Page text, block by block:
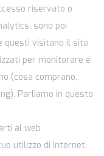
riservato o
sono poi
questi visitano il sito
per monitorare e
(cosa comprano,
Parliamo in questo
al web
utilizzo di Internet.